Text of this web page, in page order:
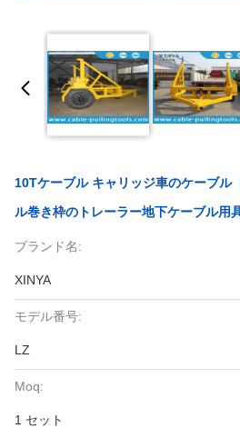
10Tケーブル キャリッジ車のケーブル
ル巻き枠のトレーラー地下ケーブル用
ブランド名:
XINYA
モデル番号:
LZ
Moq:
1 セット